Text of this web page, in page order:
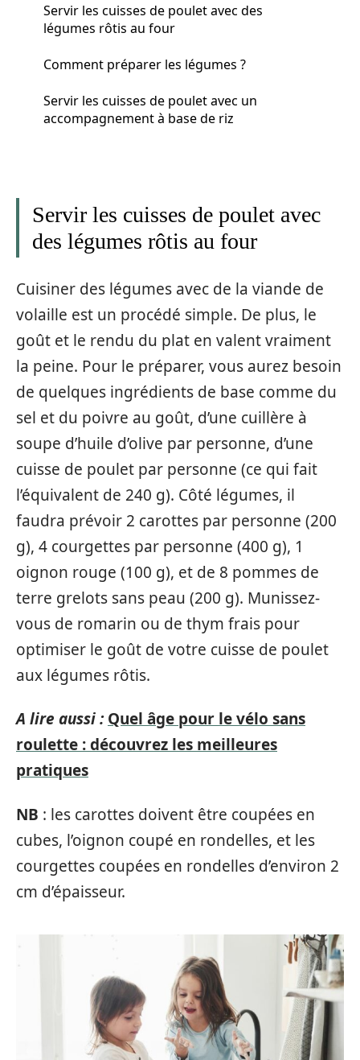
Servir les cuisses de poulet avec des
légumes rôtis au four
Comment préparer les légumes ?
Servir les cuisses de poulet avec un
accompagnement à base de riz
Servir les cuisses de poulet avec
des légumes rôtis au four
Cuisiner des légumes avec de la viande de
volaille est un procédé simple. De plus, le
goût et le rendu du plat en valent vraiment
la peine. Pour le préparer, vous aurez besoin
de quelques ingrédients de base comme du
sel et du poivre au goût, d’une cuillère à
soupe d’huile d’olive par personne, d’une
cuisse de poulet par personne (ce qui fait
l’équivalent de 240 g). Côté légumes, il
faudra prévoir 2 carottes par personne (200
g), 4 courgettes par personne (400 g), 1
oignon rouge (100 g), et de 8 pommes de
terre grelots sans peau (200 g). Munissez-
vous de romarin ou de thym frais pour
optimiser le goût de votre cuisse de poulet
aux légumes rôtis.
A lire aussi : Quel âge pour le vélo sans
roulette : découvrez les meilleures
pratiques
NB : les carottes doivent être coupées en
cubes, l’oignon coupé en rondelles, et les
courgettes coupées en rondelles d’environ 2
cm d’épaisseur.